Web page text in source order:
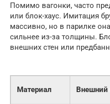
Помимо вагонки, часто
или блок-хаус. Имитация
массивно, но в парилке
сильнее из-за толщины.
внешних стен или
Материал Внешний